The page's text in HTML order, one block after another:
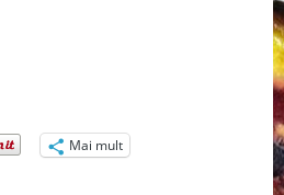
Mai mult